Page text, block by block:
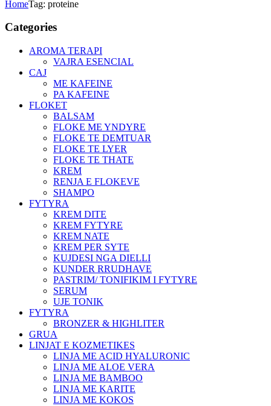
HomeTag: proteine
Categories
AROMA TERAPI
VAJRA ESENCIAL
CAJ
ME KAFEINE
PA KAFEINE
FLOKET
BALSAM
FLOKE ME YNDYRE
FLOKE TE DEMTUAR
FLOKE TE LYER
FLOKE TE THATE
KREM
RENJA E FLOKEVE
SHAMPO
FYTYRA
KREM DITE
KREM FYTYRE
KREM NATE
KREM PER SYTE
KUJDESI NGA DIELLI
KUNDER RRUDHAVE
PASTRIM/ TONIFIKIM I FYTYRE
SERUM
UJE TONIK
FYTYRA
BRONZER & HIGHLITER
GRUA
LINJAT E KOZMETIKES
LINJA ME ACID HYALURONIC
LINJA ME ALOE VERA
LINJA ME BAMBOO
LINJA ME KARITE
LINJA ME KOKOS